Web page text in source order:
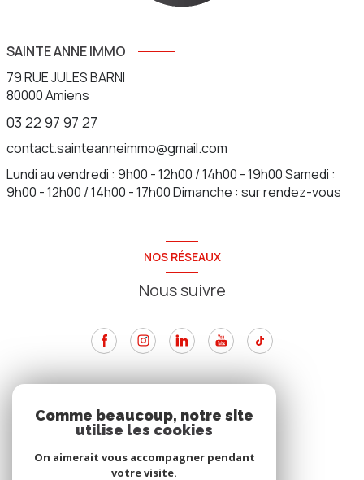
SAINTE ANNE IMMO
79 RUE JULES BARNI
80000Amiens
03 22 97 97 27
contact.sainteanneimmo@gmail.com
Lundi au vendredi : 9h00 - 12h00 / 14h00 - 19h00 Samedi :
9h00 - 12h00 / 14h00 - 17h00 Dimanche : sur rendez-vous
NOS RÉSEAUX
Nous suivre
Nous adhérons
Comme beaucoup, notre site
utilise les cookies
On aimerait vous accompagner pendant
votre visite.